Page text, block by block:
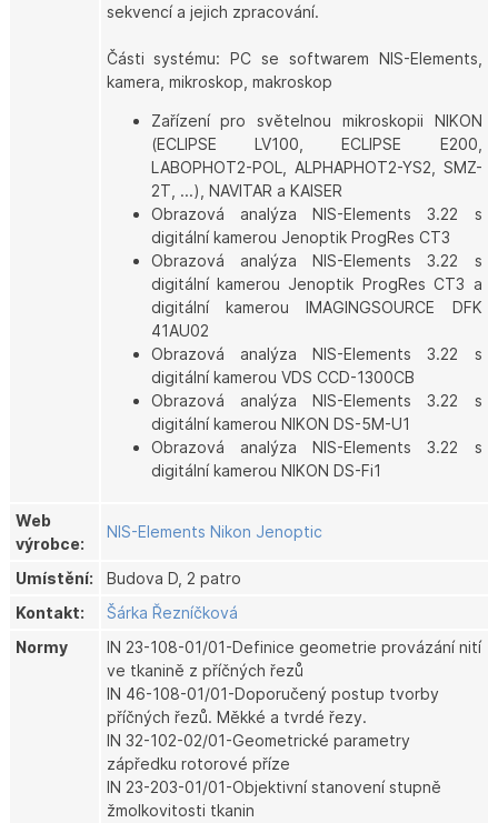
sekvencí a jejich zpracování.
Části systému: PC se softwarem NIS-Elements,
kamera, mikroskop, makroskop
Zařízení pro světelnou mikroskopii NIKON
(ECLIPSE LV100, ECLIPSE E200,
LABOPHOT2-POL, ALPHAPHOT2-YS2, SMZ-
2T, ...), NAVITAR a KAISER
Obrazová analýza NIS-Elements 3.22 s
digitální kamerou Jenoptik ProgRes CT3
Obrazová analýza NIS-Elements 3.22 s
digitální kamerou Jenoptik ProgRes CT3 a
digitální kamerou IMAGINGSOURCE DFK
41AU02
Obrazová analýza NIS-Elements 3.22 s
digitální kamerou VDS CCD-1300CB
Obrazová analýza NIS-Elements 3.22 s
digitální kamerou NIKON DS-5M-U1
Obrazová analýza NIS-Elements 3.22 s
digitální kamerou NIKON DS-Fi1
Web
výrobce:
NIS-Elements Nikon Jenoptic
Umístění:
Budova D, 2 patro
Kontakt:
Šárka Řezníčková
Normy
IN 23-108-01/01-Definice geometrie provázání nití
ve tkanině z příčných řezů
IN 46-108-01/01-Doporučený postup tvorby
příčných řezů. Měkké a tvrdé řezy.
IN 32-102-02/01-Geometrické parametry
zápředku rotorové příze
IN 23-203-01/01-Objektivní stanovení stupně
žmolkovitosti tkanin